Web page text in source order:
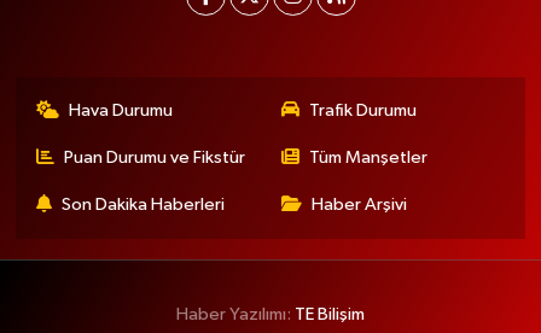
Hava Durumu Trafik Durumu
Puan Durumu ve Fikstür Tüm Manşetler
Son Dakika Haberleri Haber Arşivi
Haber Yazılımı: TE Bilişim